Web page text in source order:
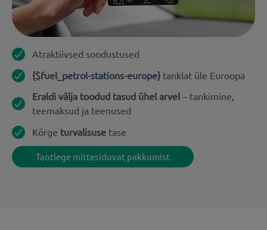
Atraktiivsed soodustused
{$fuel_petrol-stations-europe} tanklat üle Euroopa
Eraldi välja toodud tasud ühel arvel – tankimine,
teemaksud ja teenused
Kõrge turvalisuse tase
Taotlege mittesiduvat pakkumist